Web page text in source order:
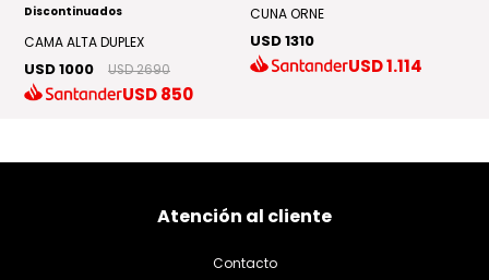
Discontinuados
CAMA ALTA DUPLEX
USD 1000 USD 2690
USD850
CUNA ORNE
USD 1310
USD1.114
Atención al cliente
Contacto